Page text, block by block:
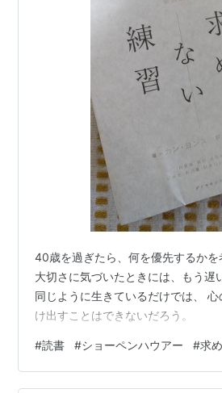
40歳を過ぎたら、何を優先するか
大切さに気づいたときには、もう遅
同じように生きているだけでは、
け出すことはできないだろう。
#読書 #ショーペンハウアー #求